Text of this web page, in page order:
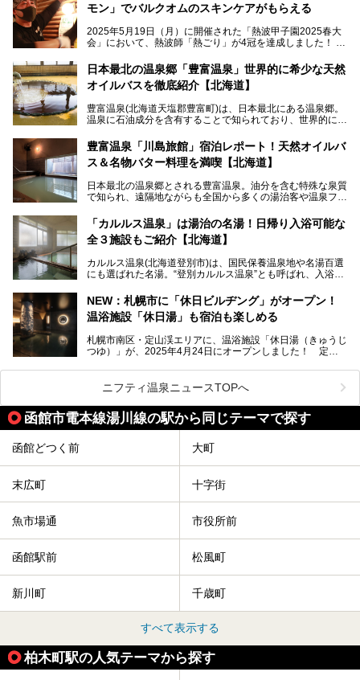
モン」でバルクオムのスキンケアがもらえる
2025年5月19日（月）に開催された「熱波甲子園2025春大
会」において、熱波師「熱ごり」が4冠を達成しました！
動拠点である北海道の銭湯「湯屋・サーモン」にて、メンズ
スキンケアブランド バルクオムの「ONE DAY KIT」を数量
限定でプレゼントいたします。
で、ぜひお試しください。※6月13日配布開始、なくなり次
第終了
───
提供元：株式会社バルクオム【PR】
この記事は株式会社バルクオム商品のPR記事です。
日本最北の温泉郷「豊富温泉」世界的に希少な天然
オイルバスを徹底紹介【北海道】
豊富温泉(北海道天塩郡豊富町)は、日本最北にある温泉郷。
温泉に石油成分を含有することで知られており、世界的にも
に特効があると言われ、遠隔地ながらも全国から湯治・療養
目的で多くの人々が訪れます。
地体験し、独自の視点で豊富温泉の“天然オイルバス”をレポ
ート。温泉地概要や日帰り入浴施設をはじめ、宿泊施設・ア
豊富温泉「川島旅館」宿泊レポート！天然オイルバ
ス＆名物バター料理を満喫【北海道】
日本最北の温泉郷とされる豊富温泉。油分を含む特殊な泉質
で知られ、遠隔地ながらも全国から多くの湯治客や温泉ファ
「川島旅館」は、豊富温泉の開湯当初から営業する老舗旅
館。とりわけ温泉の良さと名物のバター料理に定評があり、
の温泉や料理をはじめ、パブリックスペース・客室など宿の
全貌を徹底的にご紹介します！
「カルルス温泉」は湯治の名湯！日帰り入浴可能な
全３施設もご紹介【北海道】
カルルス温泉(北海道登別市)は、国民保養温泉地や名湯百選
にも選ばれた名湯。“登別カルルス温泉”とも呼ばれ、入浴剤
豊かな登別温泉とは対照的な存在で、今も湯治場的な要素が
残る閑静な温泉地です。
地体験し、カルルス温泉をご紹介。温泉地の概要や泉質解説
をはじめ、日帰り入浴可能な全３施設の紹介・周辺観光・ア
NEW：札幌市に「休日ビルヂング」がオープン！
温浴施設「休日湯」も宿泊も楽しめる
札幌市南区・定山渓エリアに、温浴施設「休日湯（きゅうじ
つゆ）」が、2025年4月24日にオープンしました！ 定山
この施設は、温泉・サウナの「休日湯」・ラウンジの「THE
LOUNGE DAYOF」・グルメ「休日洋麺店」・ホテル「エク
スクラメーションホテル」で構成された、まさに大人の癒し
空間。
今回は、そんな「休日ビルヂング」の魅力を5つのポイント
ニフティ温泉ニュースTOPへ
函館市電本線湯川線の駅から同じテーマで探す
函館どつく前 大町
末広町 十字街
魚市場通 市役所前
函館駅前 松風町
新川町 千歳町
すべて表示する
柏木町駅の人気テーマから探す